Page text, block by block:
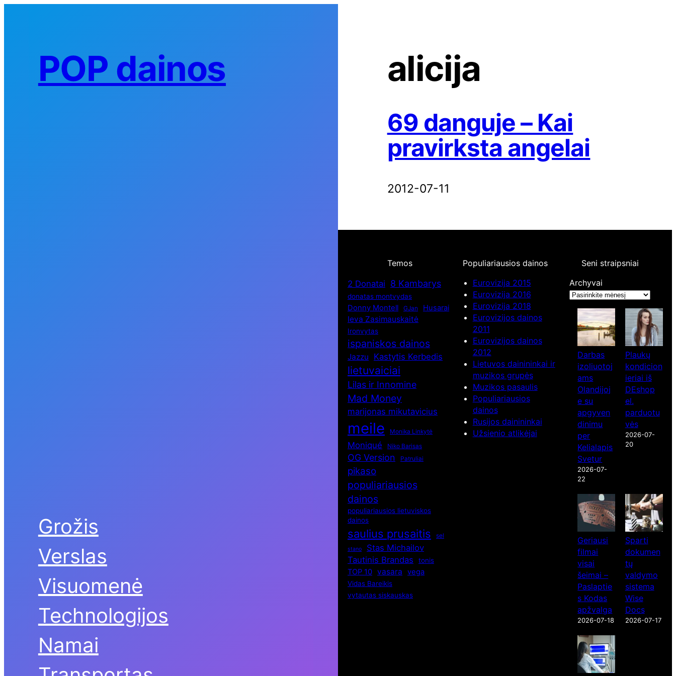
POP dainos
Grožis
Verslas
Visuomenė
Technologijos
Namai
alicija
69 danguje – Kai
pravirksta angelai
2012-07-11
Temos
2 Donatai 8 Kambarys
donatas montvydas
Donny Montell GJan Husarai
Ieva Zasimauskaitė
Ironvytas
ispaniskos dainos
Jazzu Kastytis Kerbedis
lietuvaiciai
Lilas ir Innomine
Mad Money
marijonas mikutavicius
meile Monika Linkytė
Moniqué Niko Barisas
OG Version Patruliai
pikaso
populiariausios
dainos
populiariausios lietuviskos
dainos
saulius prusaitis sel
stano
Stas Michailov
Tautinis Brandas
tonis
TOP 10 vasara vega
Vidas Bareikis
vytautas siskauskas
Populiariausios dainos
Eurovizija 2015
Eurovizija 2016
Eurovizija 2018
Eurovizijos dainos
2011
Eurovizijos dainos
2012
Lietuvos dainininkai ir
muzikos grupės
Muzikos pasaulis
Populiariausios
dainos
Rusijos dainininkai
Užsienio atlikėjai
Seni straipsniai
Archyvai
Darbas
izoliuotoj
ams
Olandijoj
e su
apgyven
dinimu
per
Kelialapis
Svetur
2026-07-
22
Plaukų
kondicion
ieriai iš
DEshop
el.
parduotu
vės
2026-07-
20
Geriausi
filmai
visai
šeimai –
Paslaptie
s Kodas
apžvalga
2026-07-18
Sparti
dokumen
tų
valdymo
sistema
Wise
Docs
2026-07-17